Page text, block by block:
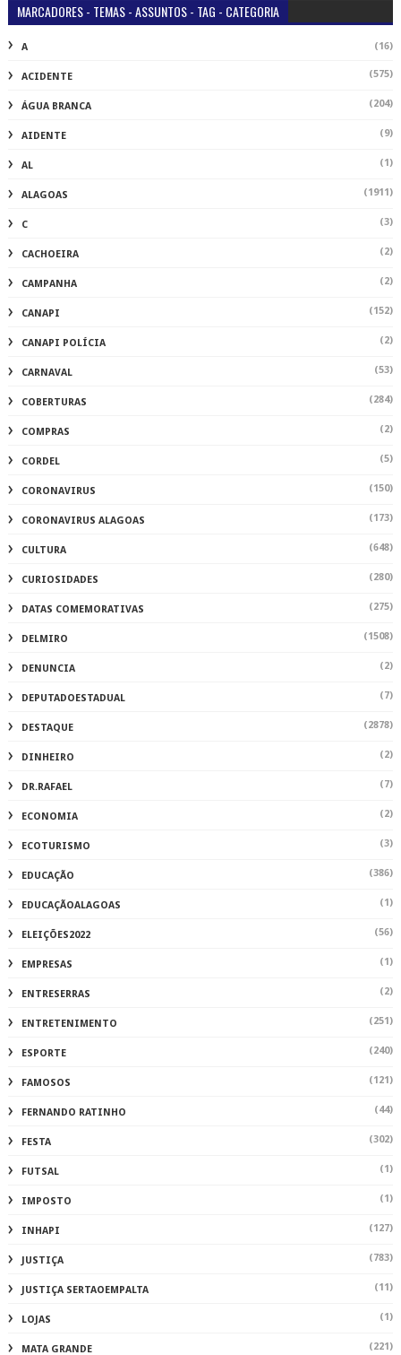
MARCADORES - TEMAS - ASSUNTOS - TAG - CATEGORIA
A (16)
ACIDENTE (575)
ÁGUA BRANCA (204)
AIDENTE (9)
AL (1)
ALAGOAS (1911)
C (3)
CACHOEIRA (2)
CAMPANHA (2)
CANAPI (152)
CANAPI POLÍCIA (2)
CARNAVAL (53)
COBERTURAS (284)
COMPRAS (2)
CORDEL (5)
CORONAVIRUS (150)
CORONAVIRUS ALAGOAS (173)
CULTURA (648)
CURIOSIDADES (280)
DATAS COMEMORATIVAS (275)
DELMIRO (1508)
DENUNCIA (2)
DEPUTADOESTADUAL (7)
DESTAQUE (2878)
DINHEIRO (2)
DR.RAFAEL (7)
ECONOMIA (2)
ECOTURISMO (3)
EDUCAÇÃO (386)
EDUCAÇÃOALAGOAS (1)
ELEIÇÕES2022 (56)
EMPRESAS (1)
ENTRESERRAS (2)
ENTRETENIMENTO (251)
ESPORTE (240)
FAMOSOS (121)
FERNANDO RATINHO (44)
FESTA (302)
FUTSAL (1)
IMPOSTO (1)
INHAPI (127)
JUSTIÇA (783)
JUSTIÇA SERTAOEMPALTA (11)
LOJAS (1)
MATA GRANDE (221)